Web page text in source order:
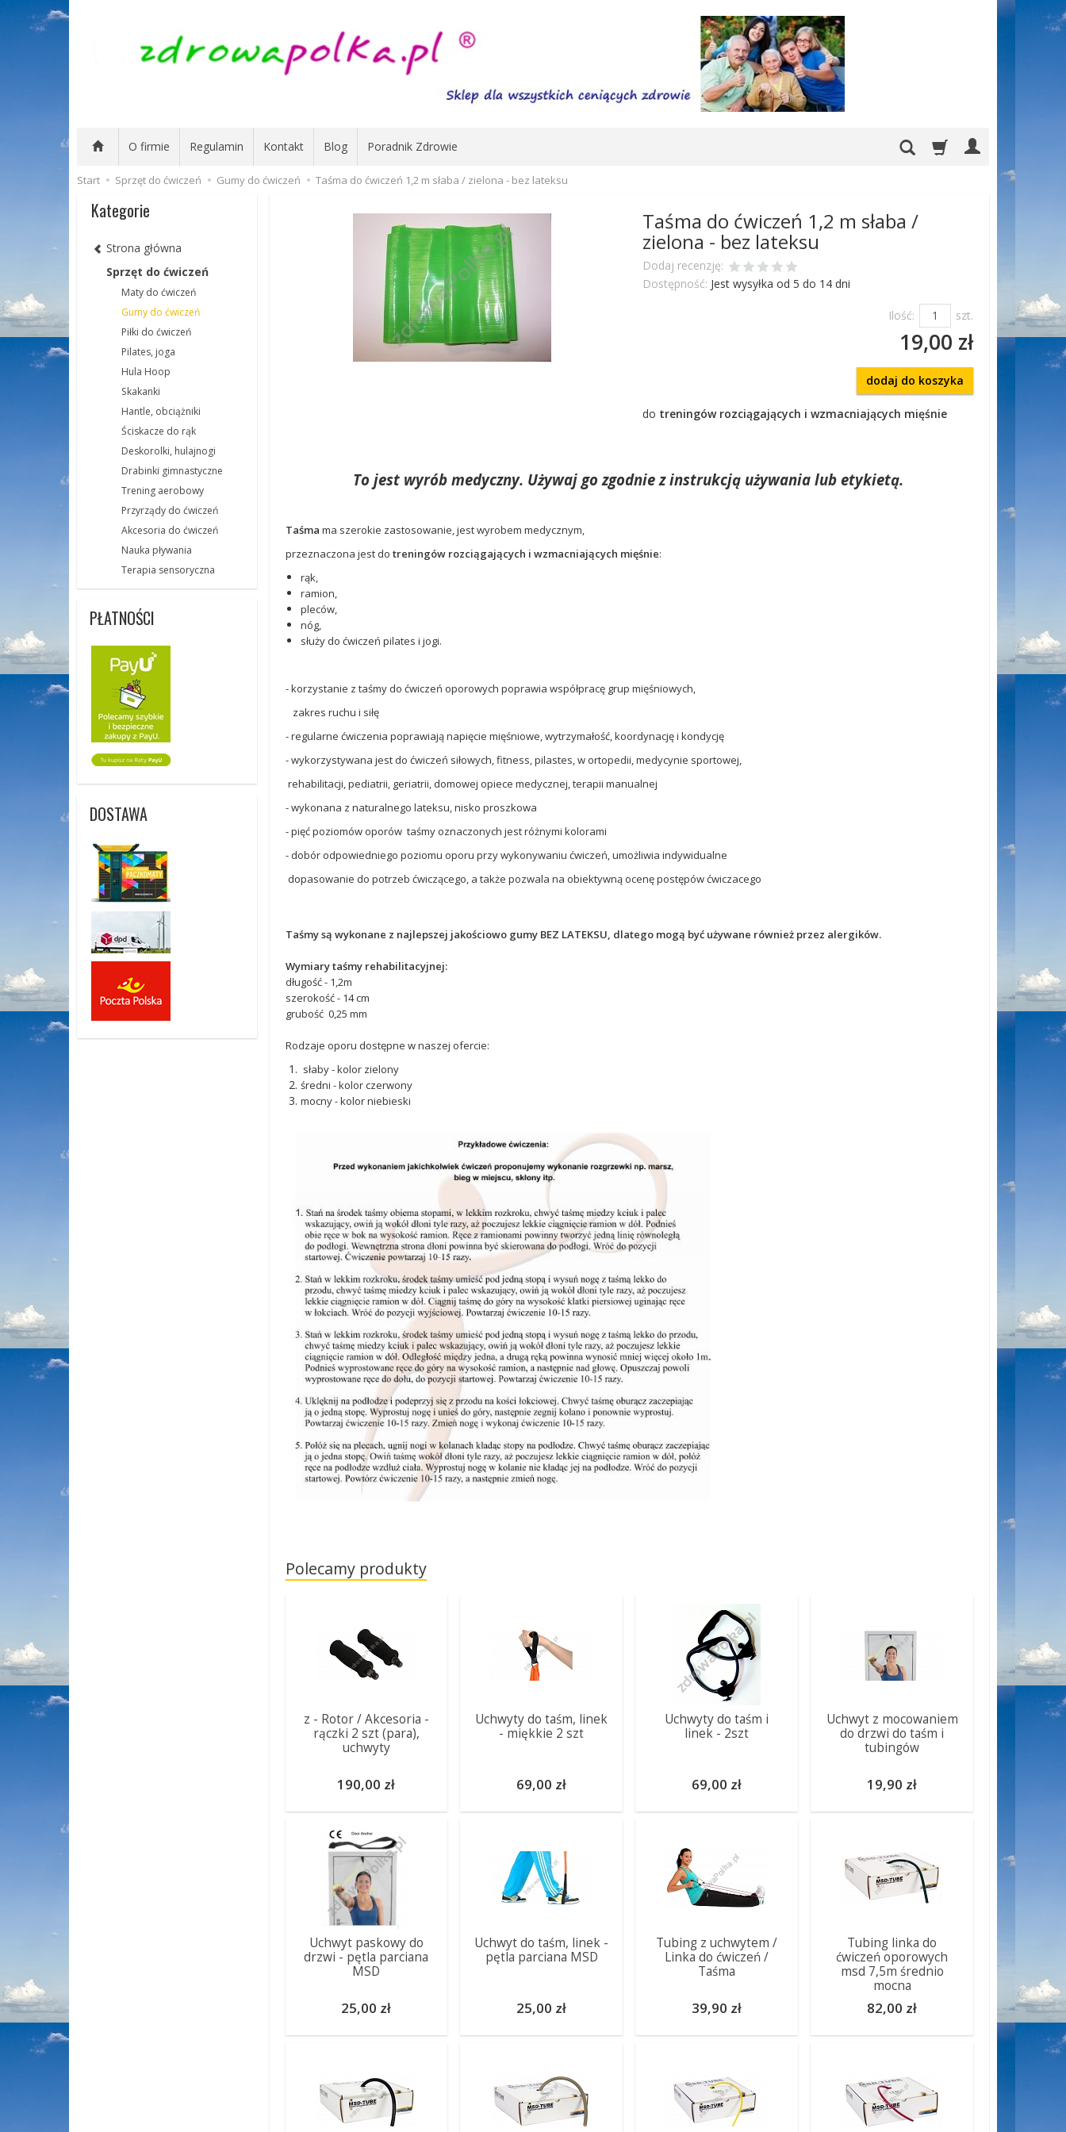
O firmie Regulamin Kontakt Blog Poradnik Zdrowie
Start Sprzęt do ćwiczeń Gumy do ćwiczeń Taśma do ćwiczeń 1,2 m słaba / zielona - bez lateksu
Taśma do ćwiczeń 1,2 m słaba /
zielona - bez lateksu
Dodaj recenzję:
Dostępność: Jest wysyłka od 5 do 14 dni
Ilość: szt.
19,00 zł
dodaj do koszyka
do treningów rozciągających i wzmacniających mięśnie
To jest wyrób medyczny. Używaj go zgodnie z instrukcją używania lub etykietą.
Taśma ma szerokie zastosowanie, jest wyrobem medycznym,
przeznaczona jest do treningów rozciągających i wzmacniających mięśnie:
rąk,
ramion,
pleców,
nóg,
służy do ćwiczeń pilates i jogi.
- korzystanie z taśmy do ćwiczeń oporowych poprawia współpracę grup mięśniowych,
zakres ruchu i siłę
- regularne ćwiczenia poprawiają napięcie mięśniowe, wytrzymałość, koordynację i kondycję
- wykorzystywana jest do ćwiczeń siłowych, fitness, pilastes, w ortopedii, medycynie sportowej,
rehabilitacji, pediatrii, geriatrii, domowej opiece medycznej, terapii manualnej
- wykonana z naturalnego lateksu, nisko proszkowa
- pięć poziomów oporów taśmy oznaczonych jest różnymi kolorami
- dobór odpowiedniego poziomu oporu przy wykonywaniu ćwiczeń, umożliwia indywidualne
dopasowanie do potrzeb ćwiczącego, a także pozwala na obiektywną ocenę postępów ćwiczacego
Taśmy są wykonane z najlepszej jakościowo gumy BEZ LATEKSU, dlatego mogą być używane również przez alergików.
Wymiary taśmy rehabilitacyjnej:
długość - 1,2m
szerokość - 14 cm
grubość 0,25 mm
Rodzaje oporu dostępne w naszej ofercie:
słaby - kolor zielony
średni - kolor czerwony
mocny - kolor niebieski
Polecamy produkty
z - Rotor / Akcesoria -
rączki 2 szt (para),
uchwyty
190,00 zł
Uchwyty do taśm, linek
- miękkie 2 szt
69,00 zł
Uchwyty do taśm i
linek - 2szt
69,00 zł
Uchwyt z mocowaniem
do drzwi do taśm i
tubingów
19,90 zł
Uchwyt paskowy do
drzwi - pętla parciana
MSD
25,00 zł
Uchwyt do taśm, linek -
pętla parciana MSD
25,00 zł
Tubing z uchwytem /
Linka do ćwiczeń /
Taśma
39,90 zł
Tubing linka do
ćwiczeń oporowych
msd 7,5m średnio
mocna
82,00 zł
Kategorie
Strona główna
Sprzęt do ćwiczeń
Maty do ćwiczeń
Gumy do ćwiczeń
Piłki do ćwiczeń
Pilates, joga
Hula Hoop
Skakanki
Hantle, obciążniki
Ściskacze do rąk
Deskorolki, hulajnogi
Drabinki gimnastyczne
Trening aerobowy
Przyrządy do ćwiczeń
Akcesoria do ćwiczeń
Nauka pływania
Terapia sensoryczna
PŁATNOŚCI
DOSTAWA